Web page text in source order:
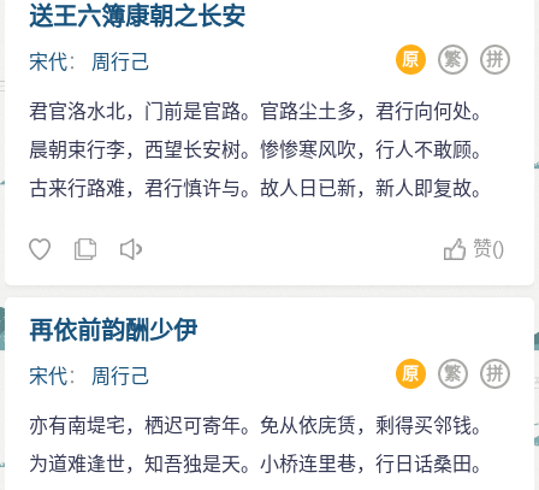
送王六簿康朝之长安
宋代： 周行己 拼
繁
原
君官洛水北，门前是官路。官路尘土多，君行向何处。
晨朝束行李，西望长安树。惨惨寒风吹，行人不敢顾。
古来行路难，君行慎许与。故人日已新，新人即复故。
赞()
再依前韵酬少伊
宋代： 周行己 拼
繁
原
亦有南堤宅，栖迟可寄年。免从依庑赁，剩得买邻钱。
为道难逢世，知吾独是天。小桥连里巷，行日话桑田。